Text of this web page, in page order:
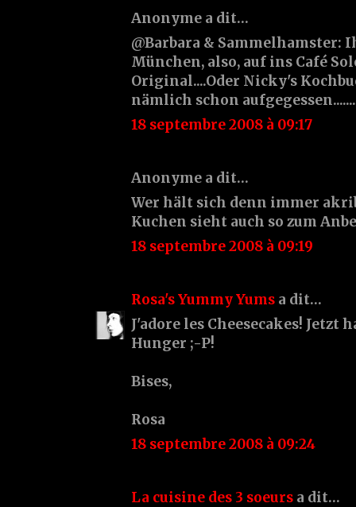
Anonyme a dit…
@Barbara & Sammelhamster:
München, also, auf ins Café
Original....Oder Nicky's
nämlich schon
18 septembre 2008 à 09:17
Anonyme a dit…
Wer hält sich denn immer
Kuchen sieht auch so zum
18 septembre 2008 à 09:19
Rosa's Yummy Yums a dit…
J'adore les Cheesecakes! Jetzt
Hunger ;-P!
Bises,
Rosa
18 septembre 2008 à 09:24
La cuisine des 3 soeurs a dit…